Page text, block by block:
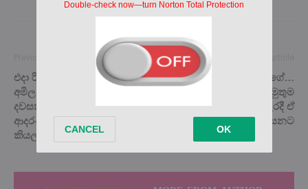
එදා රිදී තීරයේ සිහින කුමාරයා…
අමිල අබේසේකරට විශේෂ
දවසක්… බලන්නකෝ ඒ
ආදරණීය මොහොත මොකද්ද
කියලා…
එයා නම් බෝනික්කියක් වගේ…
බලන්නකෝ පූජානිගේ අමුතුම
ලස්සන… බොලිවුඩයත් පැරදී ඒ
පිස්සු ලස්සනට